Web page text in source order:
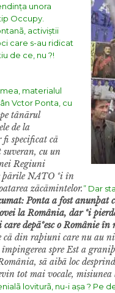
unora
Occupy.
activiștii
care s-au ridicat
de ce, nu ?!
materialul
Vctor Ponta, cu
tânãrul
de la
fi specificat cã
cu un
Regiuni
þãrile NATO ºi în
zãcãmintelor.” Dar
Ponta a fost anunþat
la România, dar ºi
depãºesc o Românie în
cã din raþiuni care nu au
spre Est a
sã aibã loc
tot mai vocale, misiunea
loviturã, nu-i așa ? Pe